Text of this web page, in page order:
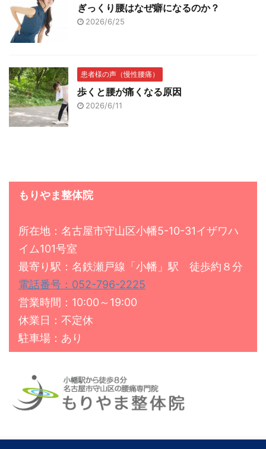
ぎっくり腰はなぜ癖になるのか？
2026/6/25
患者様の声（慢性腰痛）
歩くと腰が痛くなる原因
2026/6/11
もりやま整体院
所在地：名古屋市守山区小幡5-10-31イザワハ
イム101号室
最寄り駅：名鉄瀬戸線「小幡」駅 徒歩約８分
電話番号：052-796-2225
営業時間：10:00～19:00
休業日：不定休
駐車場：あり